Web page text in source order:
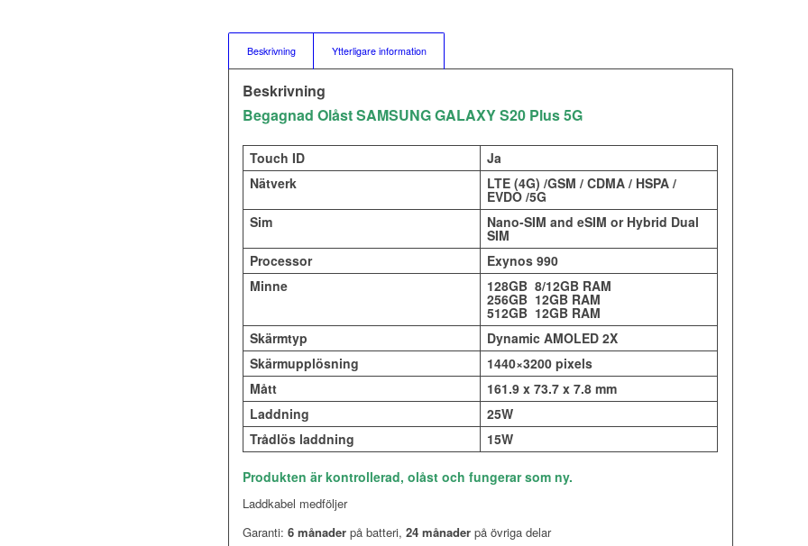
Beskrivning Ytterligare information
Beskrivning
Begagnad Olåst SAMSUNG GALAXY S20 Plus 5G
Touch ID
Ja
Nätverk
LTE (4G) /GSM / CDMA / HSPA /
EVDO /5G
Sim
Nano-SIM and eSIM or Hybrid Dual
SIM
Processor
Exynos 990
Minne
128GB 8/12GB RAM
256GB 12GB RAM
512GB 12GB RAM
Skärmtyp
Dynamic AMOLED 2X
Skärmupplösning
1440×3200 pixels
Mått
161.9 x 73.7 x 7.8 mm
Laddning
25W
Trådlös laddning
15W
Produkten är kontrollerad, olåst och fungerar som ny.
Laddkabel medföljer
Garanti:6 månader på batteri,24 månader på övriga delar